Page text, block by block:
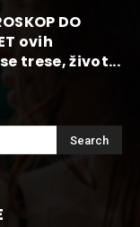
DO
ovih
trese, život...